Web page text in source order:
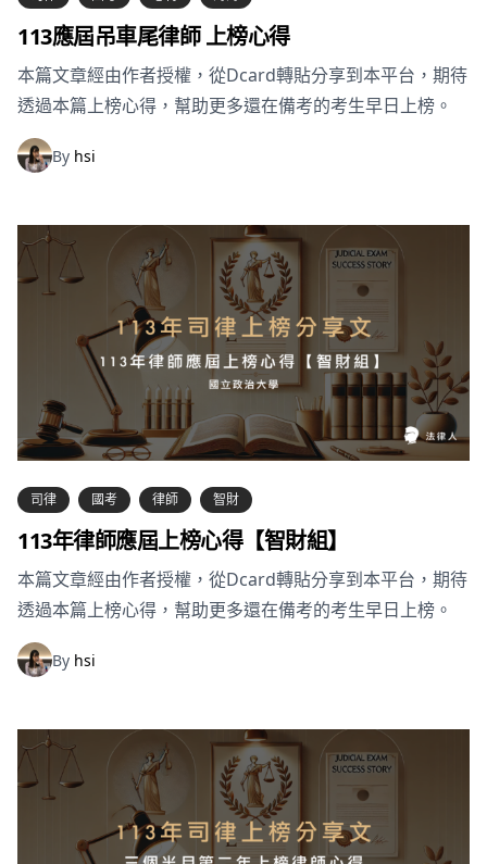
113應屆吊車尾律師 上榜心得
本篇文章經由作者授權，從Dcard轉貼分享到本平台，期待
透過本篇上榜心得，幫助更多還在備考的考生早日上榜。
By hsi
司律 國考 律師 智財
113年律師應屆上榜心得【智財組】
本篇文章經由作者授權，從Dcard轉貼分享到本平台，期待
透過本篇上榜心得，幫助更多還在備考的考生早日上榜。
By hsi